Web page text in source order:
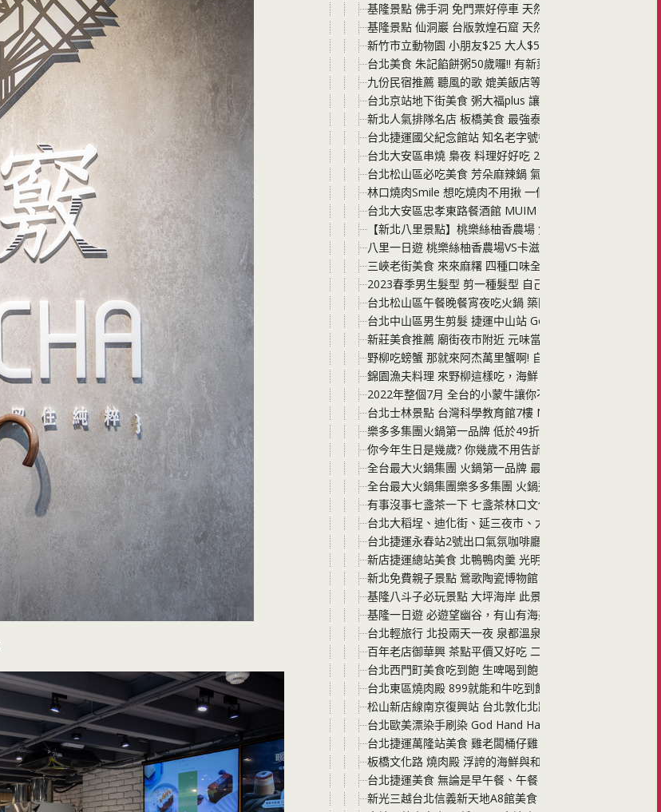
基隆景點 佛手洞 免門票好停車 天然海蝕洞穴 喜歡探險的
基隆景點 仙洞巖 台版敦煌石窟 天然海蝕洞的廟宇 一線天
新竹市立動物園 小朋友$25 大人$50好好玩 近距離觀察動
台北美食 朱記餡餅粥50歲囉!! 有新菜色還有餡餅山大胃王
九份民宿推薦 聽風的歌 媲美飯店等級的chill 附停車場 走
台北京站地下街美食 粥大福plus 讓你體驗盛夏一口吃粥一
新北人氣排隊名店 板橋美食 最強泰式火鍋 追樂秘式泰鍋物
台北捷運國父紀念館站 知名老字號餐廳 星辰牛排 來吃米
台北大安區串燒 梟夜 料理好好吃 2023母親節活動帶媽咪
台北松山區必吃美食 芳朵麻辣鍋 氣氛超優雅 還有包廂區
林口燒肉Smile 想吃燒肉不用揪 一個人也能爽吃燒肉 還有
台北大安區忠孝東路餐酒館 MUIM Taipei 放感情 木曜酒
【新北八里景點】桃樂絲柚香農場 免門票！親子看動物、
八里一日遊 桃樂絲柚香農場VS卡滋爆米花觀光工廠 有吃
三峽老街美食 來來麻糬 四種口味全部手工現點現包 料餡
2023春季男生髮型 剪一種髮型 自己能變換成兩種造型 中
台北松山區午餐晚餐宵夜吃火鍋 築間幸福鍋物台北復興南
台北中山區男生剪髮 捷運中山站 God Hand 不用到東區就
新莊美食推薦 廟街夜市附近 元味當歸 想吃羊肉湯一個人
野柳吃螃蟹 那就來阿杰萬里蟹啊! 自家漁船現撈，海鮮料理
錦園漁夫料理 來野柳這樣吃，海鮮、龍蝦、花斑魚、九孔
2022年整個7月 全台的小蒙牛讓你不只肉肉海鮮吃到飽還
台北士林景點 台灣科學教育館7樓 NAKED URANAI
樂多多集團火鍋第一品牌 低於49折，多3元多3件 肉多多
你今年生日是幾歲? 你幾歲不用告訴我，只要你去四川龍
全台最大火鍋集團 火鍋第一品牌 最狂排隊名店 最潮台味狂
全台最大火鍋集團樂多多集團 火鍋迷必吃名店 肉多多火鍋
有事沒事七盞茶一下 七盞茶林口文化店門市 新鮮手作的幸
台北大稻埕、迪化街、延三夜市、大稻埕D.G Hotel花園旅
台北捷運永春站2號出口氣氛咖啡廳 咖竅COTCHA永春旗
新店捷運總站美食 北鴨鴨肉羹 光明商圈必吃 一碗羹裡有滿
新北免費親子景點 鶯歌陶瓷博物館 鶯歌藝術季 免門票 園
基隆八斗子必玩景點 大坪海岸 此景點真的非常美，但是也
基隆一日遊 必遊望幽谷，有山有海美景讓人好忘憂
台北輕旅行 北投兩天一夜 泉都溫泉會館泡湯 北投公園 綠
百年老店御華興 茶點平價又好吃 二樓座位新開幕 空間寬
台北西門町美食吃到飽 生啤喝到飽 串燒殿西門 空間寬敞
台北東區燒肉殿 899就能和牛吃到飽 捷運忠孝敦化站走路4
松山新店線南京復興站 台北敦化北路 廚房客家美食 料理
台北歐美漂染手刷染 God Hand Hair Salon 想要有型又時
台北捷運萬隆站美食 雞老闆桶仔雞 不同於一般傳統桶仔
板橋文化路 燒肉殿 浮誇的海鮮與和牛 生啤酒無限暢飲 來
台北捷運美食 無論是早午餐、午餐、下午茶、喝咖啡、喝
新光三越台北信義新天地A8館美食 黃亞細肉骨茶 很適合喜